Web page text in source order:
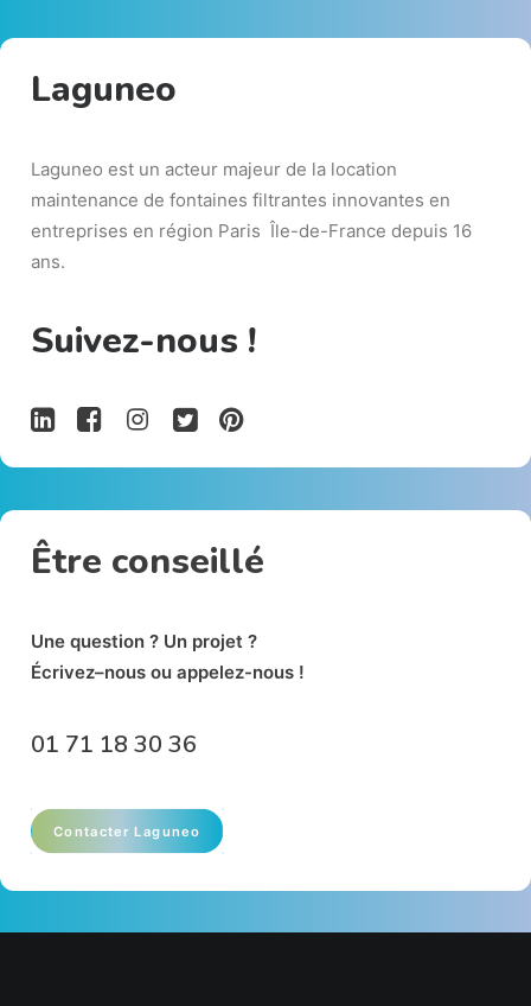
Laguneo
Laguneo est un acteur majeur de la location
maintenance de fontaines filtrantes innovantes en
entreprises en région Paris Île-de-France depuis 16
ans.
Suivez-nous !
Être conseillé
Une question ? Un projet ?
Écrivez–nous ou appelez-nous !
01 71 18 30 36
Contacter Laguneo